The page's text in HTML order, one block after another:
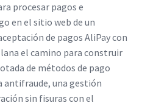
procesar pagos e
en el sitio web de un
de pagos AliPay con
el camino para construir
de métodos de pago
una gestión
sin fisuras con el